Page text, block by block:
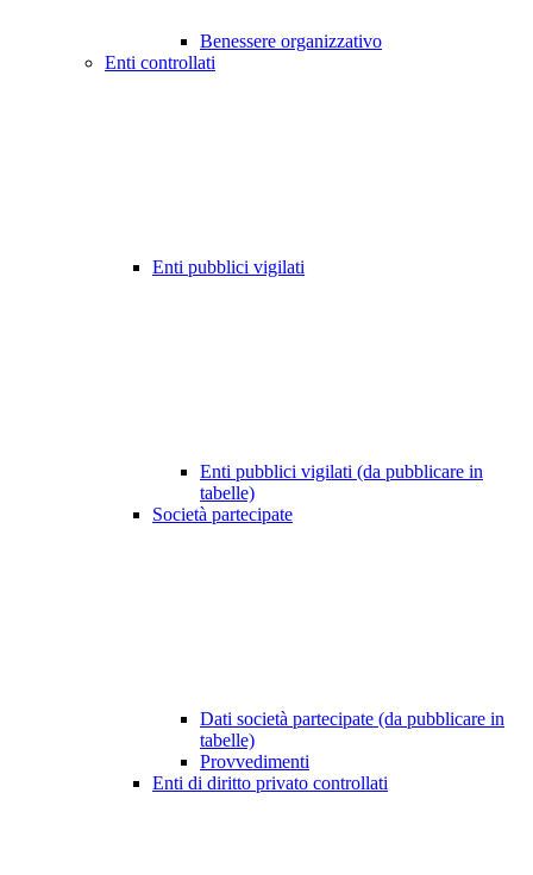
Benessere organizzativo
Enti controllati
Enti pubblici vigilati
Enti pubblici vigilati (da pubblicare in
tabelle)
Società partecipate
Dati società partecipate (da pubblicare in
tabelle)
Provvedimenti
Enti di diritto privato controllati